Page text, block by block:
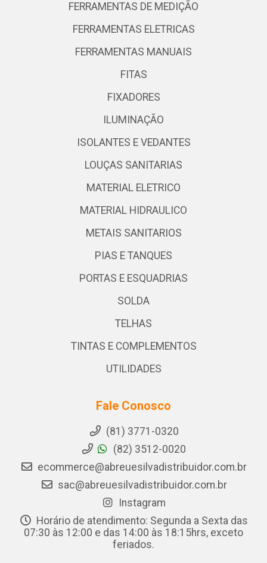
FERRAMENTAS DE MEDIÇÃO
FERRAMENTAS ELETRICAS
FERRAMENTAS MANUAIS
FITAS
FIXADORES
ILUMINAÇÃO
ISOLANTES E VEDANTES
LOUÇAS SANITARIAS
MATERIAL ELETRICO
MATERIAL HIDRAULICO
METAIS SANITARIOS
PIAS E TANQUES
PORTAS E ESQUADRIAS
SOLDA
TELHAS
TINTAS E COMPLEMENTOS
UTILIDADES
Fale Conosco
(81) 3771-0320
(82) 3512-0020
ecommerce@abreuesilvadistribuidor.com.br
sac@abreuesilvadistribuidor.com.br
Instagram
Horário de atendimento: Segunda a Sexta das
07:30 às 12:00 e das 14:00 às 18:15hrs, exceto
feriados.